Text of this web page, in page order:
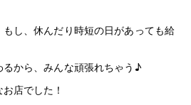
し、休んだり時短の日があっても給
から、みんな頑張れちゃう♪
店でした！